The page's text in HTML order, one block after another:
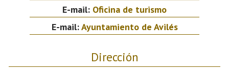
E-mail: Oficina de turismo
E-mail:Ayuntamiento de Avilés
Dirección